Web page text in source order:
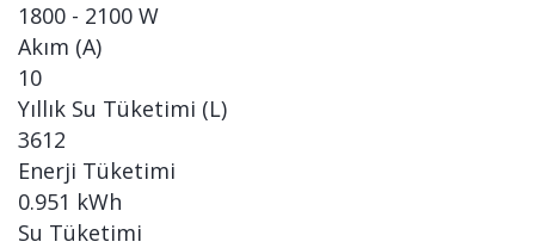
1800 - 2100 W
Akım (A)
10
Yıllık Su Tüketimi (L)
3612
Enerji Tüketimi
0.951 kWh
Su Tüketimi